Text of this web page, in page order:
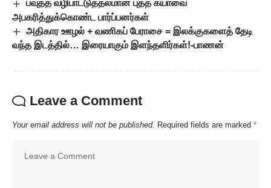
பவுத்த வழிபாட்டுத்தலமான புத்த கயாவை
அபகரித்துக்கொண்ட பார்ப்பனர்கள்
அதிகார ஊழல் + வணிகப் பேராசை = இலக்குகளைத் தேடி
வந்த இடத்தில்… இரையாகும் இளந்தளிர்கள்!-பாணன்
Leave a Comment
Your email address will not be published. Required fields are marked *